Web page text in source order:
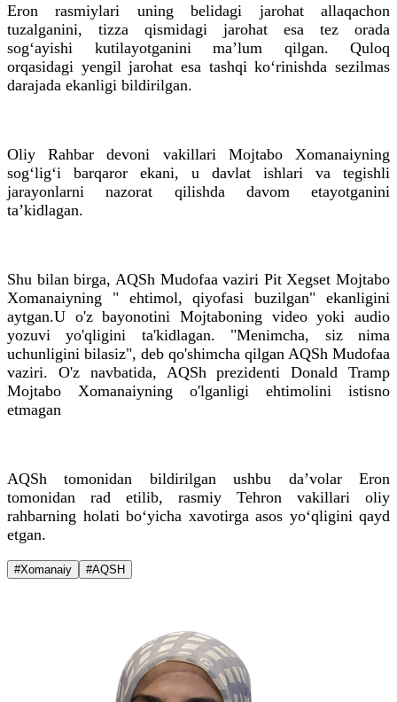
Eron rasmiylari uning belidagi jarohat allaqachon
tuzalganini, tizza qismidagi jarohat esa tez orada
sog‘ayishi kutilayotganini ma’lum qilgan. Quloq
orqasidagi yengil jarohat esa tashqi ko‘rinishda sezilmas
darajada ekanligi bildirilgan.
Oliy Rahbar devoni vakillari Mojtabo Xomanaiyning
sog‘lig‘i barqaror ekani, u davlat ishlari va tegishli
jarayonlarni nazorat qilishda davom etayotganini
ta’kidlagan.
Shu bilan birga, AQSh Mudofaa vaziri Pit Xegset Mojtabo
Xomanaiyning " ehtimol, qiyofasi buzilgan" ekanligini
aytgan.U o'z bayonotini Mojtaboning video yoki audio
yozuvi yo'qligini ta'kidlagan. "Menimcha, siz nima
uchunligini bilasiz", deb qo'shimcha qilgan AQSh Mudofaa
vaziri. O'z navbatida, AQSh prezidenti Donald Tramp
Mojtabo Xomanaiyning o'lganligi ehtimolini istisno
etmagan
AQSh tomonidan bildirilgan ushbu da’volar Eron
tomonidan rad etilib, rasmiy Tehron vakillari oliy
rahbarning holati bo‘yicha xavotirga asos yo‘qligini qayd
etgan.
#Xomanaiy #AQSH